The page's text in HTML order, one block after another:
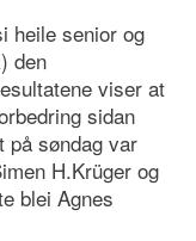
heile senior og
den
viser at
sidan
på søndag var
H.Krüger og
blei Agnes